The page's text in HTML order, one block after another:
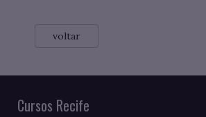
voltar
Cursos Recife